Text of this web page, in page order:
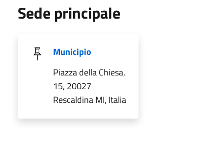
Sede principale
Municipio
Piazza della Chiesa,
15, 20027
Rescaldina MI, Italia